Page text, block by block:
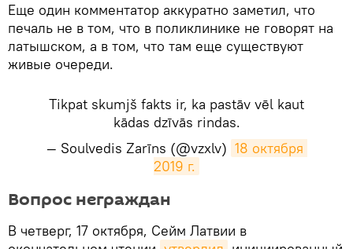
​Еще один комментатор аккуратно заметил, что
печаль не в том, что в поликлинике не говорят на
латышском, а в том, что там еще существуют
живые очереди.
Tikpat skumjš fakts ir, ka pastāv vēl kaut
kādas dzīvās rindas.
— Soulvedis Zarīns (@vzxlv) 18 октября
2019 г.
​Вопрос неграждан
В четверг, 17 октября, Сейм Латвии в